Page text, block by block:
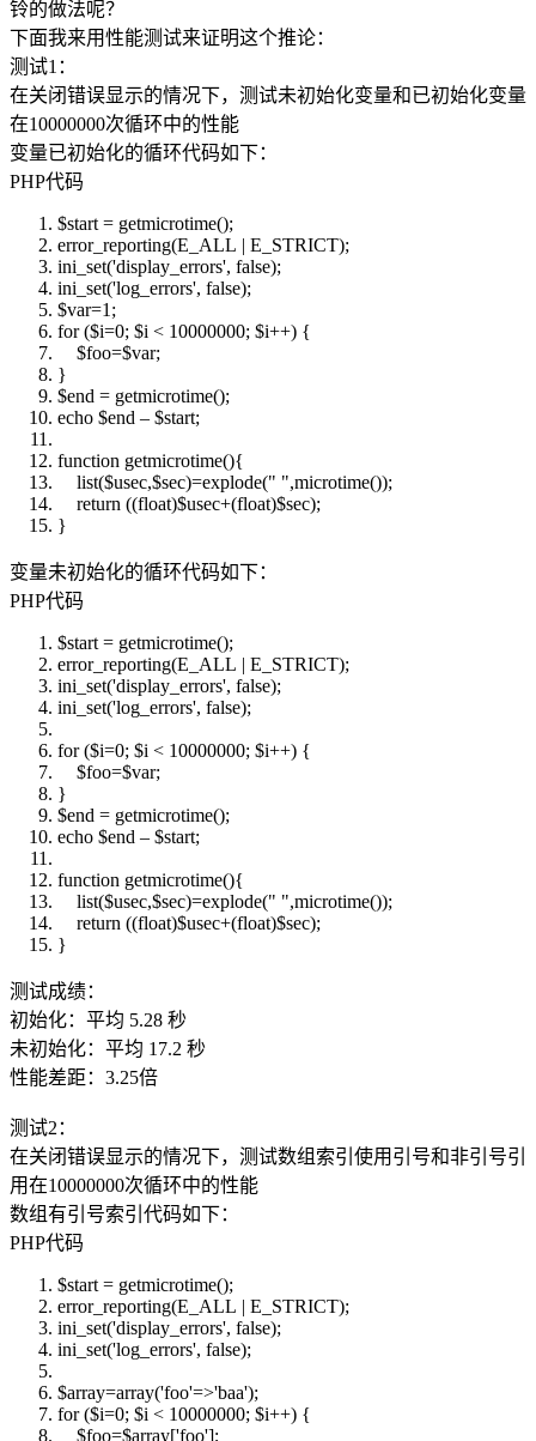
铃的做法呢？
下面我来用性能测试来证明这个推论：
测试1：
在关闭错误显示的情况下，测试未初始化变量和已初始化变量
在10000000次循环中的性能
变量已初始化的循环代码如下：
PHP代码
$start= getmicrotime();
error_reporting(E_ALL | E_STRICT);
ini_set('display_errors', false);
ini_set('log_errors', false);
$var=1;
for($i=0; $i < 10000000; $i++) {
$foo=$var;
}
$end = getmicrotime();
echo $end – $start;
function getmicrotime(){
list($usec,$sec)=explode(" ",microtime());
return ((float)$usec+(float)$sec);
}
变量未初始化的循环代码如下：
PHP代码
$start= getmicrotime();
error_reporting(E_ALL | E_STRICT);
ini_set('display_errors', false);
ini_set('log_errors', false);
for($i=0; $i < 10000000; $i++) {
$foo=$var;
}
$end = getmicrotime();
echo $end – $start;
function getmicrotime(){
list($usec,$sec)=explode(" ",microtime());
return ((float)$usec+(float)$sec);
}
测试成绩：
初始化：平均 5.28 秒
未初始化：平均 17.2 秒
性能差距：3.25倍
测试2：
在关闭错误显示的情况下，测试数组索引使用引号和非引号引
用在10000000次循环中的性能
数组有引号索引代码如下：
PHP代码
$start= getmicrotime();
error_reporting(E_ALL | E_STRICT);
ini_set('display_errors', false);
ini_set('log_errors', false);
$array=array('foo'=>'baa');
for($i=0; $i < 10000000; $i++) {
$foo=$array['foo'];